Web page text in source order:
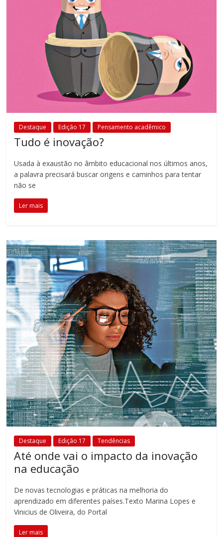
Destaque Edição 17 Pensamento acadêmico
Tudo é inovação?
Usada à exaustão no âmbito educacional nos últimos anos,
a palavra precisará buscar origens e caminhos para tentar
não se
Ler mais
Destaque Edição 17 Tendências
Até onde vai o impacto da inovação
na educação
De novas tecnologias e práticas na melhoria do
aprendizado em diferentes países.Texto Marina Lopes e
Vinicius de Oliveira, do Portal
Ler mais